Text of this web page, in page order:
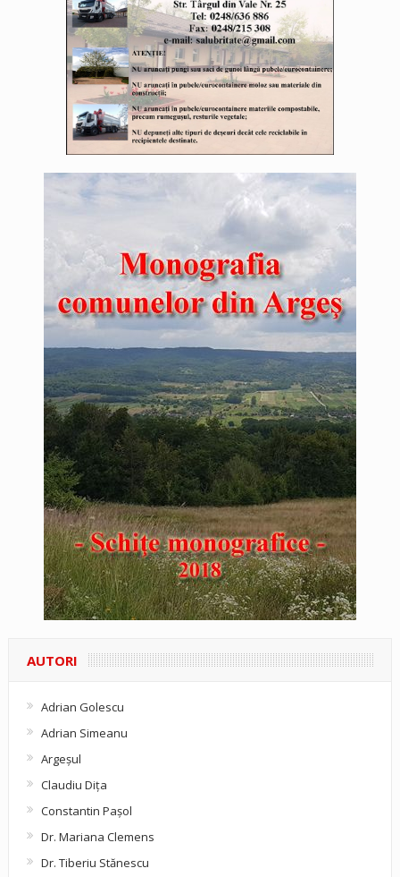
AUTORI
Adrian Golescu
Adrian Simeanu
Argeşul
Claudiu Diţa
Constantin Pașol
Dr. Mariana Clemens
Dr. Tiberiu Stănescu